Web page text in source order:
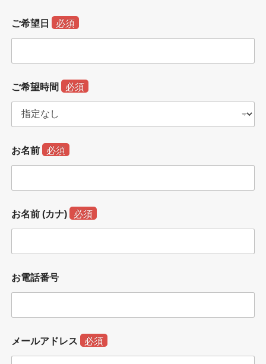
ご希望日 必須
ご希望時間 必須
お名前 必須
お名前 (カナ) 必須
お電話番号
メールアドレス 必須